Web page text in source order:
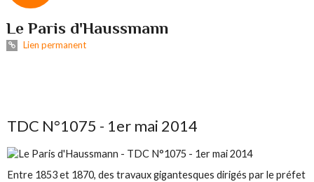
Le Paris d'Haussmann
Lien permanent
TDC N°1075 - 1er mai 2014
Entre 1853 et 1870, des travaux gigantesques dirigés par le préfet